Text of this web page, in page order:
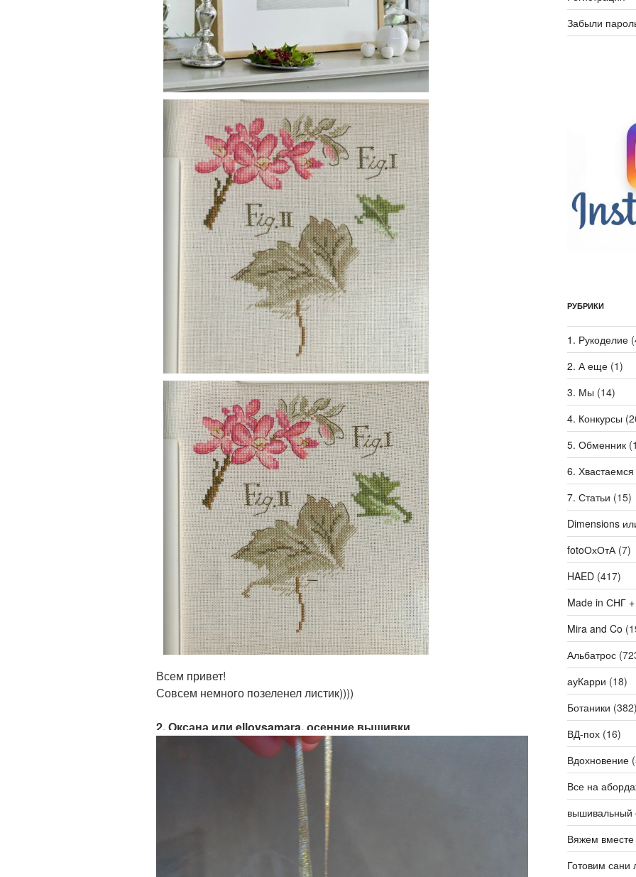
Всем привет!
Совсем немного позеленел листик))))
2. Оксана или elloysamara, осенние вышивки
Забыли
РУБРИКИ
1. Рукоделие
2. А еще(1)
3. Мы (14)
4. Конкурсы
5. Обменник
6. Хвастаемся
7. Статьи (15)
Dimensions
fotoОхОтА(7)
HAED(417)
Made in СНГ
Mira and Co
Альбатрос
ауКарри (18)
Ботаники
ВД-пох(16)
Вдохновение
Все на
вышивальный
Вяжем вместе
Готовим сани